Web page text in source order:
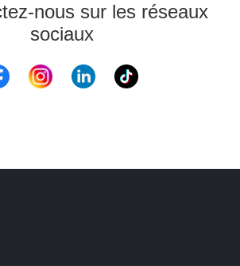
nous sur les réseaux
sociaux